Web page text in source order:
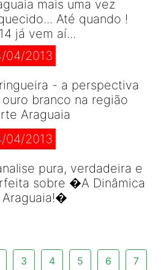
mais uma vez
Até quando !
já vem aí...
04/2013
- a perspectiva
branco na região
Araguaia
04/2013
pura, verdadeira e
sobre �A Dinâmica
Araguaia!�
3 4 5 6 7